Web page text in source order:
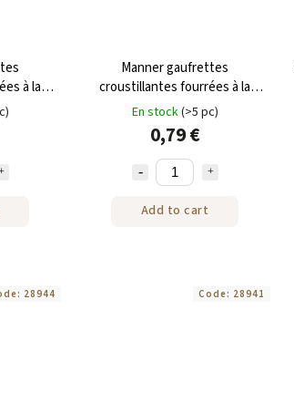
à la
Manner gaufrettes
croustillantes fourrées à la
crème de coco 75g
En stock(>5 pc)
0,79 €
Add to cart
28944 Code: 28941